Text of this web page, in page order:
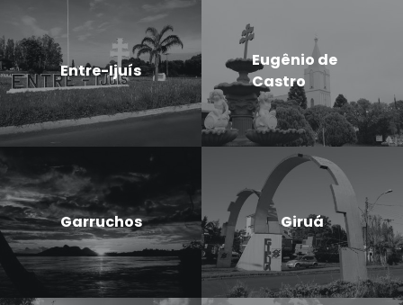
Entre-Ijuís
Eugênio de
Castro
Garruchos Giruá